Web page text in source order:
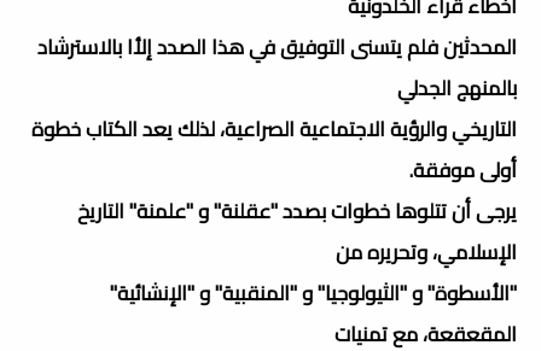
المحدثين فلم يتسنى التوفيق في هذا الصدد إلأا بالاسترشاد
بالمنهج الجدلي
التاريخي والرؤية الاجتماعية الصراعية، لذلك يعد الكتاب خطوة
أولى موفقة.
يرجى أن تتلوها خطوات بصدد "عقلنة" و "علمنة" التاريخ
الإسلامي، وتحريره من
"الأسطوة" و "الثيولوجيا" و "المنقبية" و "الإنشائية"
المقعقعة، مع تمنيات